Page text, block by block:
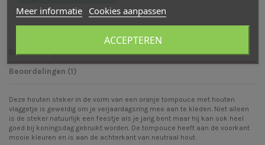
Beschrijving
Beoordelingen (1)
Deze houten steker in de vorm van een oranje tompouce met houten
vlaggetje is geweldig om je verjaardagsring mee aan te kleden. Niet alleen
is de steker natuurlijk een feestje als je jarig bent maar hij kan ook heel
goed bij koningsdag gebruikt worden. De tompouce heeft aan de voorkant
mooie kleuren en is aan de achterkant van neutraal hout.
Meer informatie Cookies aanpassen
ACCEPTEREN